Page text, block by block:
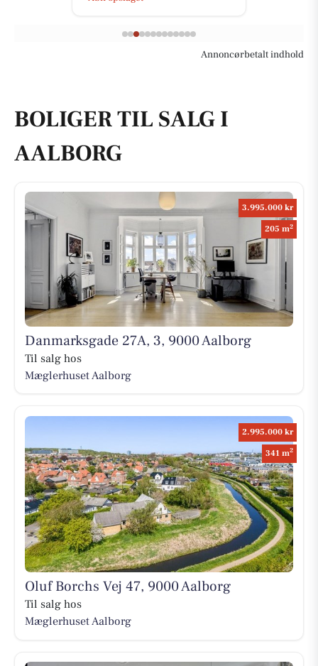
Annoncørbetalt indhold
BOLIGER TIL SALG I
AALBORG
3.995.000 kr
205 m2
Danmarksgade 27A, 3, 9000 Aalborg
Til salg hos
Mæglerhuset Aalborg
2.995.000 kr
341 m2
Oluf Borchs Vej 47, 9000 Aalborg
Til salg hos
Mæglerhuset Aalborg